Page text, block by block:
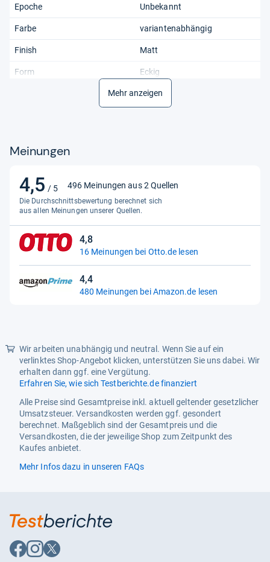
Epoche Unbekannt
Farbe variantenabhängig
Finish Matt
Form Eckig
3-Sitzer-Sofa
Herstellungsland
Höhe 10 cm
Länge 11,5 cm
Markenkompatibilität Nein
Material
Maßeinheit Einheit
Modell Nein
Personalisiert Nein
Pflegeanleitung Nein
Produktart Möbeluntersetzer
Produktlinie Nein
Stil Modern
Thema
Mehr anzeigen
Meinungen
4,5 / 5
4,5
von
5
Sternen
496 Meinungen aus 2 Quellen
Die Durchschnittsbewertung berechnet sich
aus allen Meinungen unserer Quellen.
4,8
4,8
von
Sternen
16 Meinungen bei Otto.de lesen
4,4
4,4
von
480 Meinungen bei Amazon.de lesen
Wir arbeiten unabhängig und neutral. Wenn Sie auf ein
verlinktes Shop-Angebot klicken, unterstützen Sie uns dabei. Wir
erhalten dann ggf. eine Vergütung.
Erfahren Sie, wie sich Testberichte.de finanziert
Alle Preise sind Gesamtpreise inkl. aktuell geltender gesetzlicher
Umsatzsteuer. Versandkosten werden ggf. gesondert
berechnet. Maßgeblich sind der Gesamtpreis und die
Versandkosten, die der jeweilige Shop zum Zeitpunkt des
Kaufes anbietet.
Mehr Infos dazu in unseren FAQs
Auf
Facebook
Auf
Instagram
Auf
X